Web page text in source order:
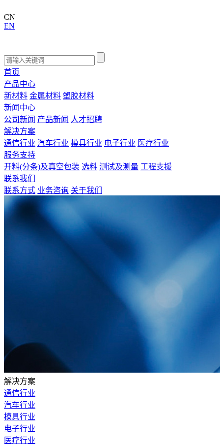
CN
EN
首页
产品中心
新材料 金属材料 塑胶材料
新闻中心
公司新闻 产品新闻 人才招聘
解决方案
通信行业 汽车行业 模具行业 电子行业 医疗行业
服务支持
开料(分条)及真空包装 选料 测试及测量 工程支援
联系我们
联系方式 业务咨询 关于我们
解决方案
通信行业
汽车行业
模具行业
电子行业
医疗行业